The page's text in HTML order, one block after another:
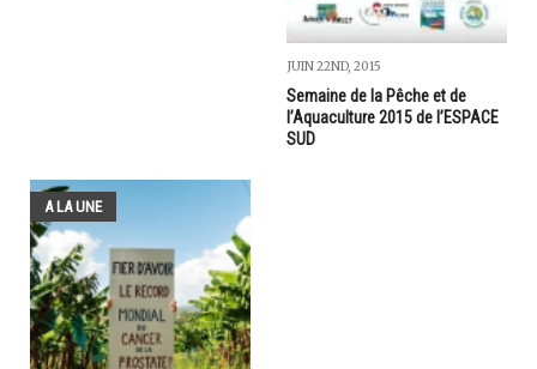
JUIN 22ND, 2015
Semaine de la Pêche et de
l’Aquaculture 2015 de l’ESPACE
SUD
A LA UNE